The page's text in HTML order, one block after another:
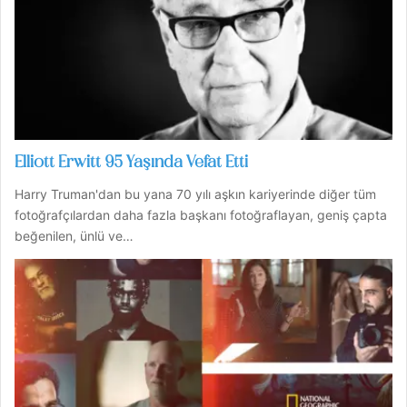
Elliott Erwitt 95 Yaşında Vefat Etti
Harry Truman'dan bu yana 70 yılı aşkın kariyerinde diğer tüm
fotoğrafçılardan daha fazla başkanı fotoğraflayan, geniş çapta
beğenilen, ünlü ve…